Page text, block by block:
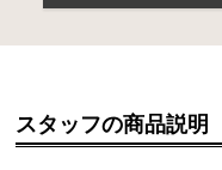
スタッフの商品説明